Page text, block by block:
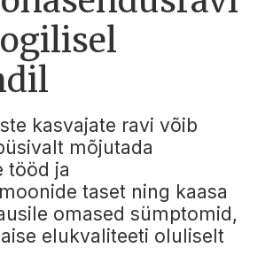
kasvajate ravi võib
mõjutada
tööd ja
taset ning kaasa
omased sümptomid,
elukvaliteeti oluliselt